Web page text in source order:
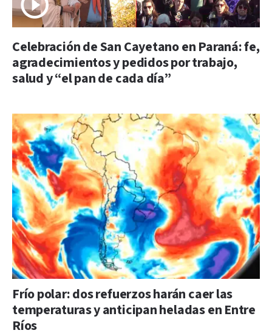
Celebración de San Cayetano en Paraná: fe,
agradecimientos y pedidos por trabajo,
salud y “el pan de cada día”
Frío polar: dos refuerzos harán caer las
temperaturas y anticipan heladas en Entre
Ríos